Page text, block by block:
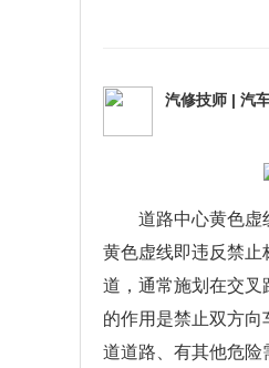
汽修技师 | 汽
道路中心黄色虚
黄色虚线即违反禁
道，通常施划在交
的作用是禁止双方
道道路、有其他危